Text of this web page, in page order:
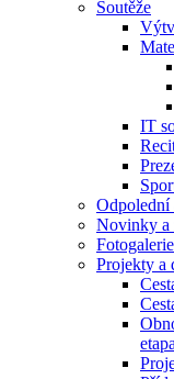
Soutěže
IT
Novinky a
Fotogalerie
Projekty a
etapa